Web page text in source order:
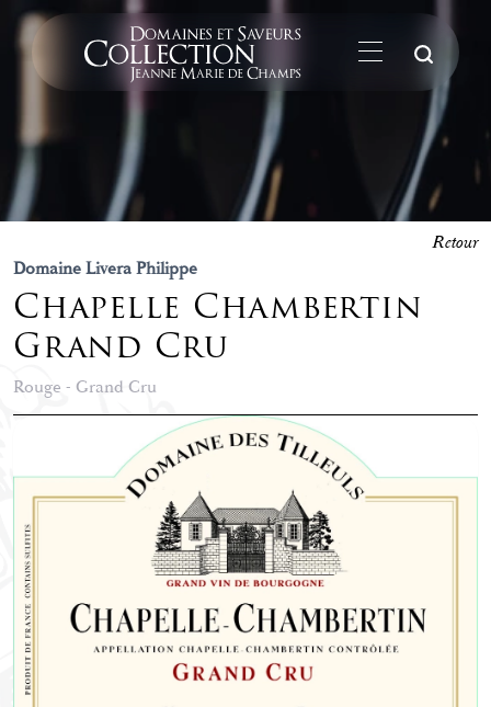
Domaine Livera Philippe
Chapelle Chambertin
Grand Cru
Rouge - Grand Cru
Retour